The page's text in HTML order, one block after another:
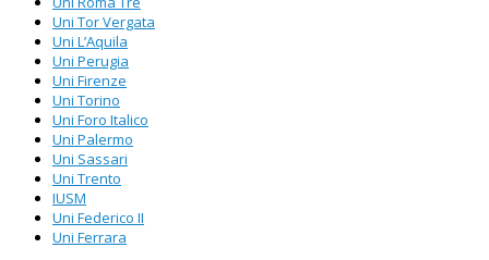
Uni Tor Vergata
Uni L’Aquila
Uni Perugia
Uni Firenze
Uni Torino
Uni Foro Italico
Uni Palermo
Uni Sassari
Uni Trento
IUSM
Uni Federico II
Uni Ferrara